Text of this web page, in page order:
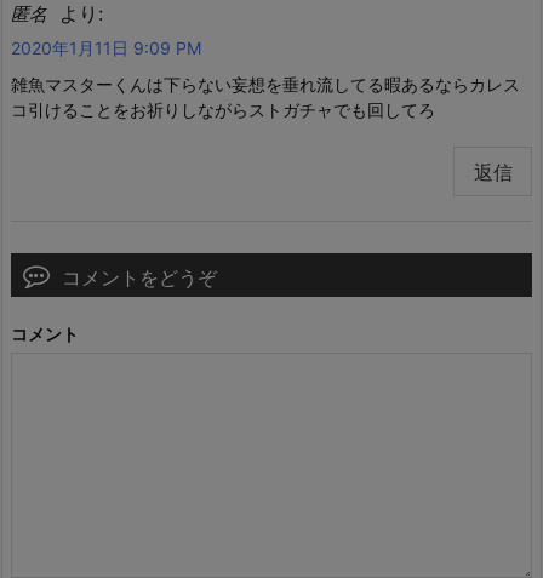
匿名 より:
2020年1月11日 9:09 PM
雑魚マスターくんは下らない妄想を垂れ流してる暇あるならカレス
コ引けることをお祈りしながらストガチャでも回してろ
返信
コメントをどうぞ
コメント